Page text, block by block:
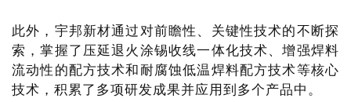
此外，宇邦新材通过对前瞻性、关键性技术的不断探
索，掌握了压延退火涂锡收线一体化技术、增强焊料
流动性的配方技术和耐腐蚀低温焊料配方技术等核心
技术，积累了多项研发成果并应用到多个产品中。